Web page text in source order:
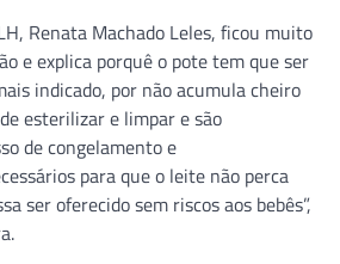
Renata Machado Leles, ficou muito
e explica porquê o pote tem que ser
indicado, por não acumula cheiro
esterilizar e limpar e são
de congelamento e
para que o leite não perca
ser oferecido sem riscos aos bebês”,